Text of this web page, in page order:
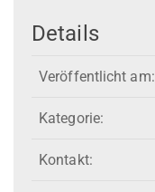
Details
Veröffentlicht am:
Kategorie:
Kontakt: